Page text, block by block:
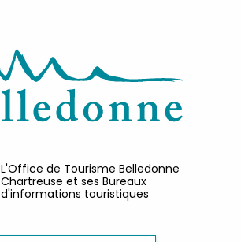
L'Office de Tourisme Belledonne
Chartreuse et ses Bureaux
d'informations touristiques